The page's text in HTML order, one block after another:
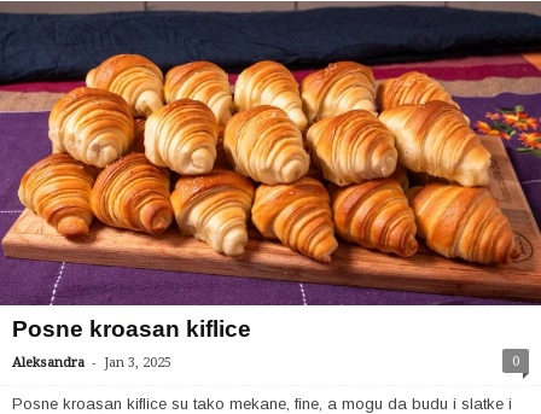
Posne kroasan kiflice
Aleksandra - Jan 3, 2025 0
Posne kroasan kiflice su tako mekane, fine, a mogu da budu i slatke i